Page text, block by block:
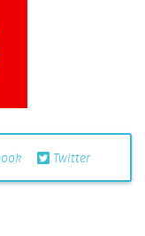
Twitter